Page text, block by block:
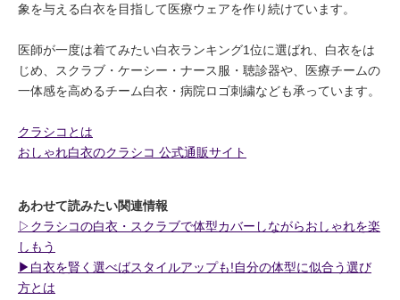
象を与える白衣を目指して医療ウェアを作り続けています。
医師が一度は着てみたい白衣ランキング1位に選ばれ、白衣をは
じめ、スクラブ・ケーシー・ナース服・聴診器や、医療チームの
一体感を高めるチーム白衣・病院ロゴ刺繍なども承っています。
クラシコとは
おしゃれ白衣のクラシコ 公式通販サイト
あわせて読みたい関連情報
▷クラシコの白衣・スクラブで体型カバーしながらおしゃれを楽
しもう
▶︎白衣を賢く選べばスタイルアップも!自分の体型に似合う選び
方とは